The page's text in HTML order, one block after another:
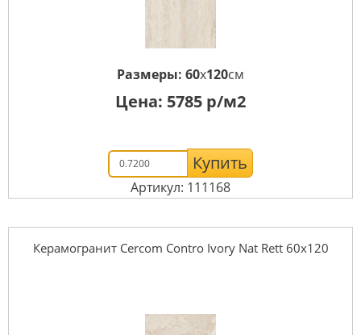
Размеры: 60x120см
Цена: 5785 р/м2
Купить
Артикул: 111168
Керамогранит Cercom Contro Ivory Nat Rett 60х120